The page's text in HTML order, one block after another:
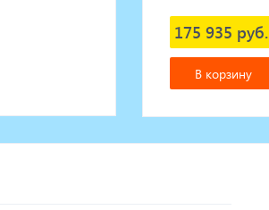
175 935 руб.
В корзину